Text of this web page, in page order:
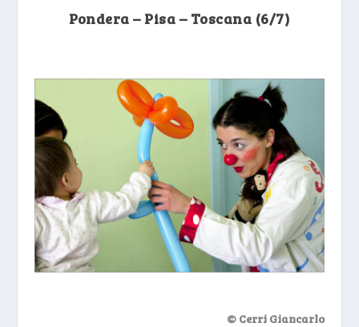
Pondera – Pisa – Toscana (6/7)
© Cerri Giancarlo